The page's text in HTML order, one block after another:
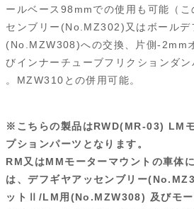
o y
ールベース98mmでの使用も可能（こ
センブリー(No.MZ302)又はボール
(No.MZW308)への交換、片側-2mm
びインナーチューブフリクションダ
。MZW310との併用可能。
※ こちらの製品はRWD(MR-03) LM
プションパーツとなります。
RM又はMMモーターマウントの車体
は、デフギヤアッセンブリー
ットⅡ/LM用(No.MZW308) 及びモー